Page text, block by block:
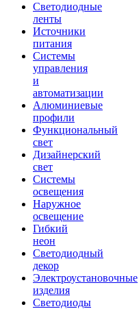
Светодиодные
ленты
Источники
питания
Системы
управления
и
автоматизации
Алюминиевые
профили
Функциональный
свет
Дизайнерский
свет
Системы
освещения
Наружное
освещение
Гибкий
неон
Светодиодный
декор
Электроустановочные
изделия
Светодиоды